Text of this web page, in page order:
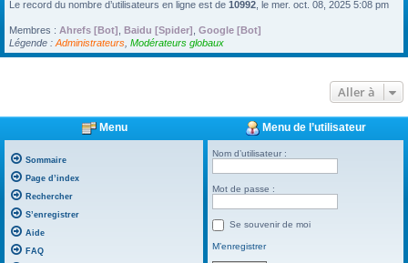
Le record du nombre d’utilisateurs en ligne est de 10992 , le mer. oct. 08, 2025 5:08 pm
Membres : Ahrefs [Bot] Baidu [Spider] Google [Bot]
Légende : Administrateurs Modérateurs globaux
Aller à
Menu
Sommaire
Page d’index
Rechercher
S’enregistrer
Aide
FAQ
Menu de l’utilisateur
Nom d’utilisateur :
Mot de passe :
Se souvenir de moi
M’enregistrer